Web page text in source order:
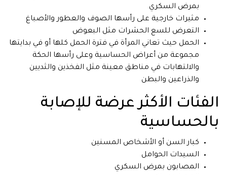
بمرض السكري
مثيرات خارجية على رأسها الصوف والعطور والأصباغ
التعرض للسع الحشرات مثل البعوض
الحمل حيث تعاني المرأة في فترة الحمل كلها أو في بدايتها
مجموعة من أعراض الحساسية وعلى رأسها الحكة
والالتهابات في مناطق معينة مثل الفخذين والثديين
والذراعين والبطن
الفئات الأكثر عرضة للإصابة
بالحساسية
كبار السن أو الأشخاص المسنين
السيدات الحوامل
المصابون بمرض السكري